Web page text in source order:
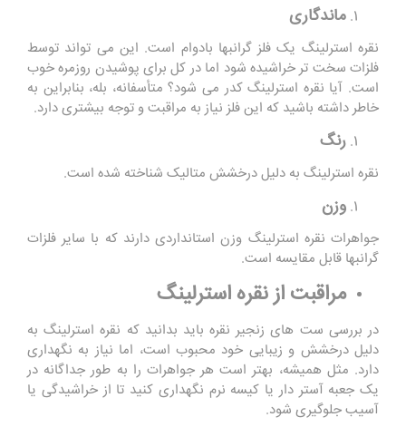
ماندگاری
نقره استرلینگ یک فلز گرانبها بادوام است. این می تواند توسط
فلزات سخت تر خراشیده شود اما در کل برای پوشیدن روزمره خوب
است. آیا نقره استرلینگ کدر می شود؟ متأسفانه، بله، بنابراین به
خاطر داشته باشید که این فلز نیاز به مراقبت و توجه بیشتری دارد.
رنگ
نقره استرلینگ به دلیل درخشش متالیک شناخته شده است.
وزن
جواهرات نقره استرلینگ وزن استانداردی دارند که با سایر فلزات
گرانبها قابل مقایسه است.
مراقبت از نقره استرلینگ
در بررسی ست های زنجیر نقره باید بدانید که نقره استرلینگ به
دلیل درخشش و زیبایی خود محبوب است، اما نیاز به نگهداری
دارد. مثل همیشه، بهتر است هر جواهرات را به طور جداگانه در
یک جعبه آستر دار یا کیسه نرم نگهداری کنید تا از خراشیدگی یا
آسیب جلوگیری شود.